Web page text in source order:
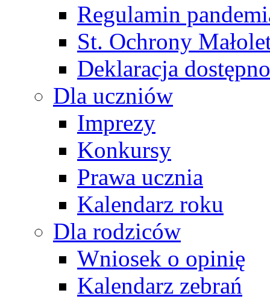
Regulamin
St. Ochrony
Deklaracja
Dla uczniów
Imprezy
Konkursy
Prawa ucznia
Kalendarz roku
Dla rodziców
Wniosek o opinię
Kalendarz zebrań